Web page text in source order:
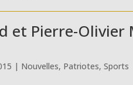
et Pierre-
| Nouvelles, Patriotes,Sports